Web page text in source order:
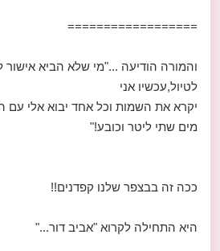
==================
והמורה הודיעה ..."מי שלא הביא אישור
לטיול,עכשיו אני
יקרא את השמות וכל אחד יבוא אלי עם
מים שתי ליטר וכובע!"
ככה זה בבצפר שלנו קפדנים!!
היא התחילה לקרוא "אביב דור..."